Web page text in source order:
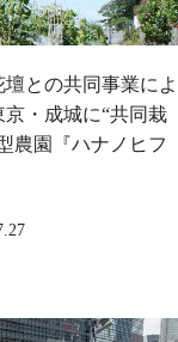
との共同事業によ
・成城に“共同栽
農園『ハナノヒフ